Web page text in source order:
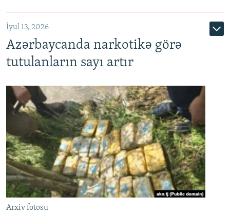
İyul 13, 2026
Azərbaycanda narkotikə görə
tutulanların sayı artır
Arxiv fotosu